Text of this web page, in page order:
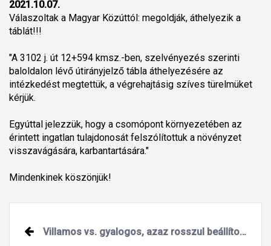
2021.10.07.
Válaszoltak a Magyar Közúttól: megoldják, áthelyezik a
táblát!!!
"A 3102 j. út 12+594 kmsz.-ben, szelvényezés szerinti
baloldalon lévő útirányjelző tábla áthelyezésére az
intézkedést megtettük, a végrehajtásig szíves türelmüket
kérjük.
Egyúttal jelezzük, hogy a csomópont környezetében az
érintett ingatlan tulajdonosát felszólítottuk a növényzet
visszavágására, karbantartására."
Mindenkinek köszönjük!
Villamos vs. gyalogos, azaz rosszul beállított jelzőlámpák?